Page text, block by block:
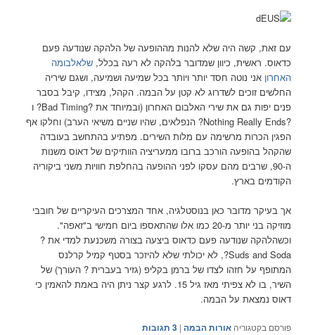
עם זאת, קשה היה שלא להנות מההופעה של הלהקה שנודעה פעם
כדאוס. ראשית, כיוון שמדובר בלהקה לא רעה בכלל,שלאלבומה
האחרון אני נוטה חסד יותר ויותר בכל שמיעה ושמיעה, ושגם שיריה
החלשים זוכים לשדרוג לא קטן על הבמה. הקהל, מצידו, קיבל בסבר
פנים יפות גם את שירי האלבום האחרון (ובמיוחד את ?Bad Timing? ו
?Nothing Really Ends? הנפלאים, שהיו שניים משיאי הערב) וחלקו אף
הפגין הכרות מרשימה עם מלות השירים. מפתיע בהתחשב בעובדה
שהקהל בהופעה הורכב ברובו ממעריציה הוותיקים של דאוס משנות
ה-90, שרבים מהם עסקו לפני ההופעה בהחלפת חוויות משני ביקוריה
הקודמים בארץ.
אך בעיקר מדובר כאן בנוסטלגיה, אחד המצרכים העיקריים של חובבי
מוזיקה בני יותר מ-20 כמו אלו שהתאספו ביום חמישי ב"זאפה".
וכשהלהקה שנודעה פעם כדאוס ביצעה בצורה משכנעת למדי את ?
Suds and Soda?, לא יכולתי שלא להיזכר בסטף קמיל קרלנס
המתופף על חזהו לצדו של ברמן בקליפ (גזיר בעברית ? העורך) של
השיר, בו לא צפיתי מאז גיל 15. לרגע קצר ניתן היה באמת להאמין כי
דאוס נמצאת על הבמה.
פורסם בקטגוריה אורות הבמה |
3 תגובות